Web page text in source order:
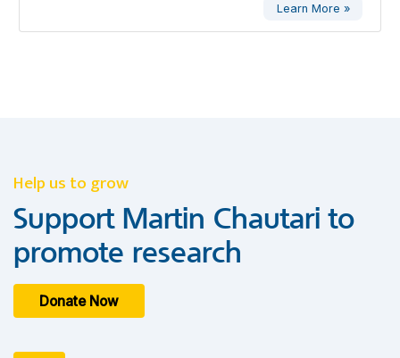
Learn More »
Help us to grow
Support Martin Chautari to
promote research
Donate Now